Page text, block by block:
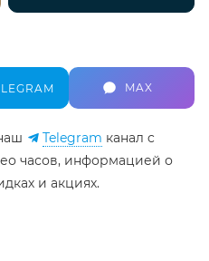
MAX
Telegram канал c
часов, информацией о
и акциях.